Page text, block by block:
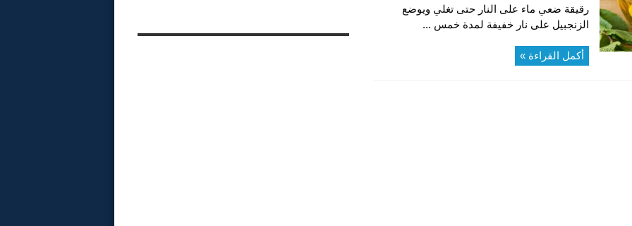
رقيقة ضعي ماء على النار حتى تغلي ويوضع
الزنجبيل على نار خفيفة لمدة خمس ...
أكمل القراءة »